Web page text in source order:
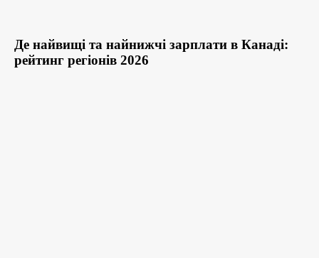
Де найвищі та найнижчі зарплати в Канаді:
рейтинг регіонів 2026